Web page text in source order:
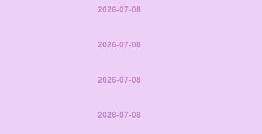
2026-07-08
2026-07-08
2026-07-08
2026-07-08